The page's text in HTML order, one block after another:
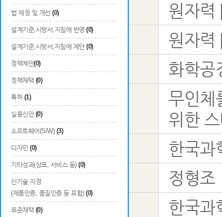
법 제정 및 개선 (0)
설계기준,시방서,지침에 반영 (0)
설계기준,시방서,지침에 제안 (0)
정책제안(0)
정책채택 (0)
특허 (1)
실용신안 (0)
소프트웨어(S/W) (3)
디자인 (0)
기타성과(상표, 서비스 등) (0)
신기술 지정
(제품인증, 품질인증 등 포함) (0)
표준채택 (0)
국가과학표준분류
원자력
2순위 원자력
화학공
과제명
무인체
위한
주관연구기관 한국과
총괄연구 책임자
정형조
한국과